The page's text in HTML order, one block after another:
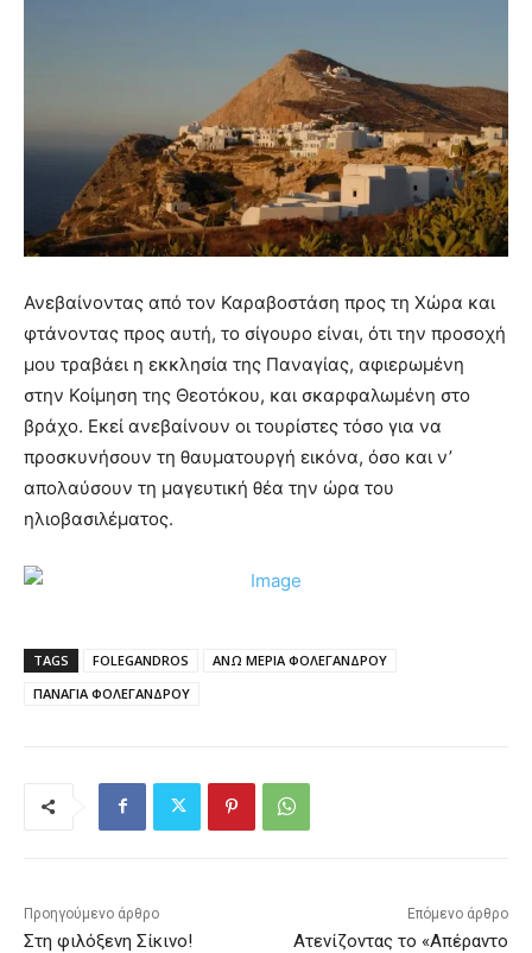
Ανεβαίνοντας από τον Καραβοστάση προς τη Χώρα και
φτάνοντας προς αυτή, το σίγουρο είναι, ότι την προσοχή
μου τραβάει η εκκλησία της Παναγίας, αφιερωμένη
στην Κοίμηση της Θεοτόκου, και σκαρφαλωμένη στο
βράχο. Εκεί ανεβαίνουν οι τουρίστες τόσο για να
προσκυνήσουν τη θαυματουργή εικόνα, όσο και ν’
απολαύσουν τη μαγευτική θέα την ώρα του
ηλιοβασιλέματος.
TAGS FOLEGANDROS
ΑΝΩ ΜΕΡΙΑ ΦΟΛΕΓΑΝΔΡΟΥ
ΠΑΝΑΓΙΑ ΦΟΛΕΓΑΝΔΡΟΥ
Προηγούμενο άρθρο
Στη φιλόξενη Σίκινο!
Επόμενο άρθρο
Ατενίζοντας το «Απέραντο